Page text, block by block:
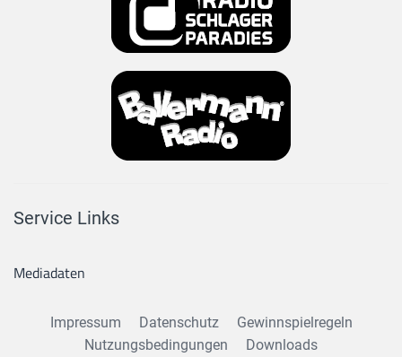
Service Links
Mediadaten
Impressum Datenschutz
Gewinnspielregeln
Nutzungsbedingungen
Downloads